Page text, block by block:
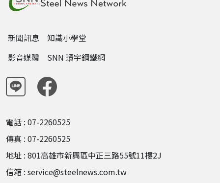
新聞訊息
知識小學堂
影音媒體
SNN 環宇鋼鐵網
電話 : 07-2260525
傳真 : 07-2260525
地址 : 801高雄市新興區中正三路55號11樓2J
信箱 : service@steelnews.com.tw